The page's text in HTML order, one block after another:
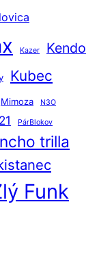
Kazer Kendo
Kubec
Mimoza N3O
PárBlokov
trilla
Funk